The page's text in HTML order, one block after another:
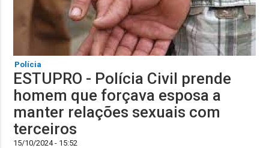
Polícia
ESTUPRO - Polícia Civil prende
homem que forçava esposa a
manter relações sexuais com
terceiros
15/10/2024 - 15:52